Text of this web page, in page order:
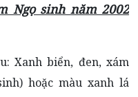
Ngọ sinh năm 2002
Xanh biển, đen, xám
hoặc màu xanh lá